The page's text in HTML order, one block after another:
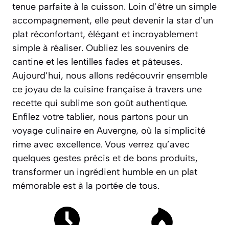
tenue parfaite à la cuisson. Loin d’être un simple
accompagnement, elle peut devenir la star d’un
plat réconfortant, élégant et incroyablement
simple à réaliser. Oubliez les souvenirs de
cantine et les lentilles fades et pâteuses.
Aujourd’hui, nous allons redécouvrir ensemble
ce joyau de la cuisine française à travers une
recette qui sublime son goût authentique.
Enfilez votre tablier, nous partons pour un
voyage culinaire en Auvergne, où la simplicité
rime avec excellence. Vous verrez qu’avec
quelques gestes précis et de bons produits,
transformer un ingrédient humble en un plat
mémorable est à la portée de tous.